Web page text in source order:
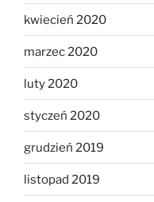
kwiecień 2020
marzec 2020
luty 2020
styczeń 2020
grudzień 2019
listopad 2019